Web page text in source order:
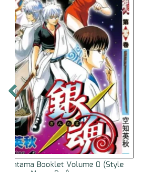
[STOCK] Gintama: Yoshiwara in